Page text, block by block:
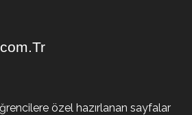
özel hazırlanan sayfalar